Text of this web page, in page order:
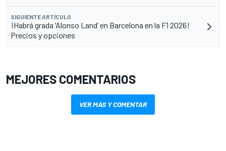
SIGUIENTE ARTÍCULO
¡Habrá grada ‘Alonso Land’ en Barcelona en la F1 2026!
Precios y opciones
MEJORES COMENTARIOS
VER MÁS Y COMENTAR